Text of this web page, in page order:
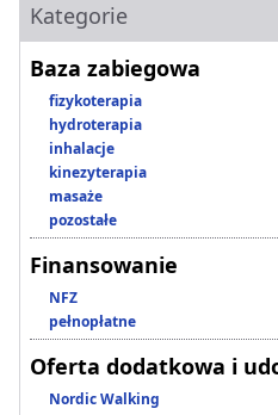
Kategorie
Baza zabiegowa
fizykoterapia
hydroterapia
inhalacje
kinezyterapia
masaże
pozostałe
Finansowanie
NFZ
pełnopłatne
Oferta dodatkowa i
Nordic Walking